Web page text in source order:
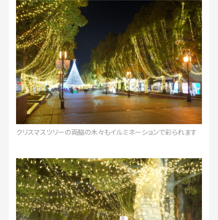
クリスマスツリーの両脇の木々もイルミネーションで彩られます